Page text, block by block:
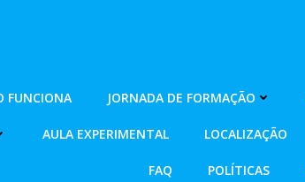
FUNCIONA JORNADA DE FORMAÇÃO
AULA EXPERIMENTAL LOCALIZAÇÃO
FAQ POLÍTICAS